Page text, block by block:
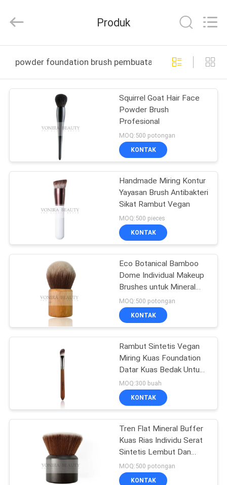
RUMAH
PRODUK
TENTANG
TUR
KONTROL
KUALITAS
SITEMAP
PRIVACY
POLICY
Reserved.
Produk
powder foundation brush pembuatan online
Squirrel Goat Hair Face
Powder Brush
Profesional
MOQ:500 potongan
KONTAK
Handmade Miring Kontur
Yayasan Brush Antibakteri
Sikat Rambut Vegan
MOQ:500 pieces
KONTAK
Eco Botanical Bamboo
Dome Individual Makeup
Brushes untuk Mineral
Powder Kabuki Brush
MOQ:500 potongan
KONTAK
Rambut Sintetis Vegan
Miring Kuas Foundation
Datar Kuas Bedak Untuk
Rias Wajah Artis
MOQ:300 buah
KONTAK
Tren Flat Mineral Buffer
Kuas Rias Individu Serat
Sintetis Lembut Dan
Padat
MOQ:500 potongan
KONTAK